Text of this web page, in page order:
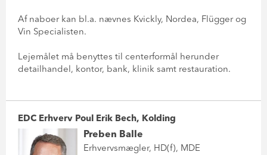
Af naboer kan bl.a. nævnes Kvickly, Nordea, Flügger og
Vin Specialisten.
Lejemålet må benyttes til centerformål herunder
detailhandel, kontor, bank, klinik samt restauration.
EDC Erhverv Poul Erik Bech, Kolding
Preben Balle
Erhvervsmægler, HD(f), MDE